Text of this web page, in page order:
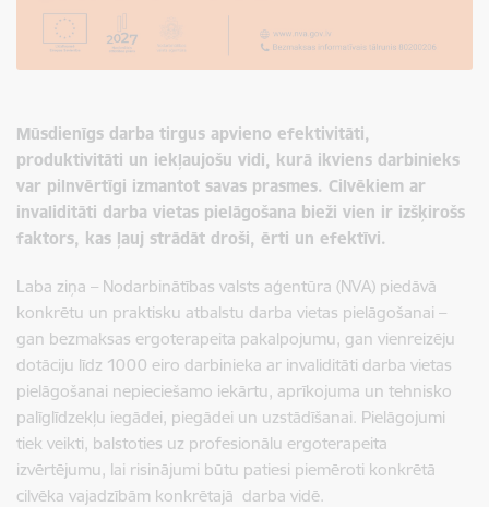
Mūsdienīgs darba tirgus apvieno efektivitāti,
produktivitāti un iekļaujošu vidi, kurā ikviens darbinieks
var pilnvērtīgi izmantot savas prasmes. Cilvēkiem ar
invaliditāti darba vietas pielāgošana bieži vien ir izšķirošs
faktors, kas ļauj strādāt droši, ērti un efektīvi.
Laba ziņa – Nodarbinātības valsts aģentūra (NVA) piedāvā
konkrētu un praktisku atbalstu darba vietas pielāgošanai –
gan bezmaksas ergoterapeita pakalpojumu, gan vienreizēju
dotāciju līdz 1000 eiro darbinieka ar invaliditāti darba vietas
pielāgošanai nepieciešamo iekārtu, aprīkojuma un tehnisko
palīglīdzekļu iegādei, piegādei un uzstādīšanai. Pielāgojumi
tiek veikti, balstoties uz profesionālu ergoterapeita
izvērtējumu, lai risinājumi būtu patiesi piemēroti konkrētā
cilvēka vajadzībām konkrētajā darba vidē.